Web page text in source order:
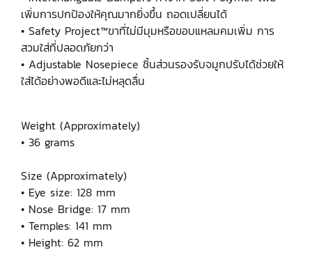
เพิ่มการปกป้องให้คุณมากยิ่งขึ้น ถอดเปลี่ยนได้
• Safety Project™ขาที่ไม่มีมุมหรือขอบแหลมคมเพิ่ม การ
สวมใส่ที่ปลอดภัยกว่า
• Adjustable Nosepiece ชิ้นส่วนรองรับจมูกปรับได้ช่วยให้
ใส่ได้อย่างพอดีและไม่หลุดลื่น
Weight (Approximately)
• 36 grams
Size (Approximately)
• Eye size: 128 mm
• Nose Bridge: 17 mm
• Temples: 141 mm
• Height: 62 mm